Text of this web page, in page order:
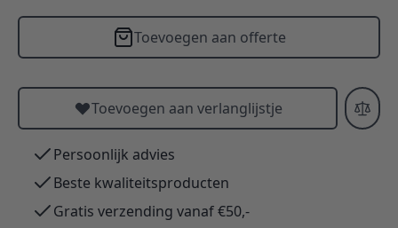
Toevoegen aan offerte
Toevoegen aan verlanglijstje
Persoonlijk advies
Beste kwaliteitsproducten
Gratis verzending vanaf €50,-